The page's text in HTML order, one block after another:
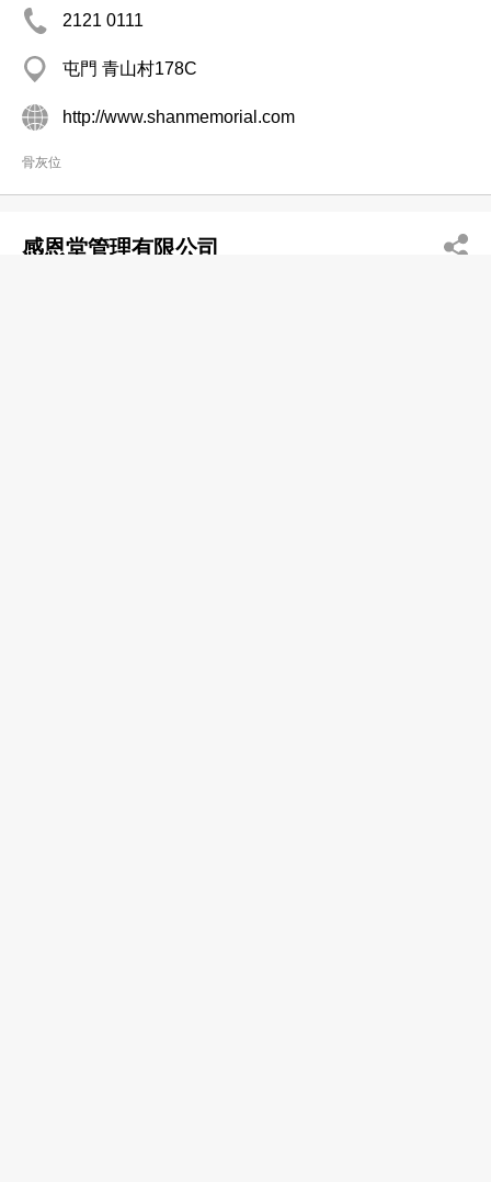
2121 0111
屯門 青山村178C
http://www.shanmemorial.com
骨灰位
感恩堂管理有限公司